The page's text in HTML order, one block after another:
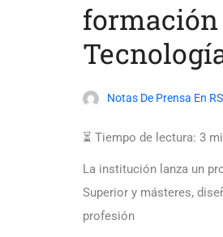
formación
Notas De Prensa En
⏳ Tiempo de lectura: 3
La institución lanza un
Superior y másteres,
profesión